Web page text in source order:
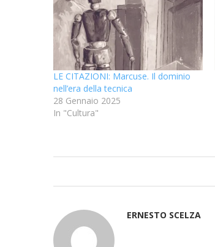
LE CITAZIONI: Marcuse. Il dominio
nell’era della tecnica
28 Gennaio 2025
In "Cultura"
ERNESTO SCELZA